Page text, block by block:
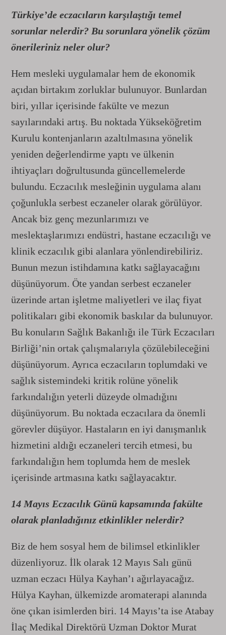
Türkiye’de eczacıların karşılaştığı temel
sorunlar nelerdir? Bu sorunlara yönelik çözüm
önerileriniz neler olur?
Hem mesleki uygulamalar hem de ekonomik
açıdan birtakım zorluklar bulunuyor. Bunlardan
biri, yıllar içerisinde fakülte ve mezun
sayılarındaki artış. Bu noktada Yükseköğretim
Kurulu kontenjanların azaltılmasına yönelik
yeniden değerlendirme yaptı ve ülkenin
ihtiyaçları doğrultusunda güncellemelerde
bulundu. Eczacılık mesleğinin uygulama alanı
çoğunlukla serbest eczaneler olarak görülüyor.
Ancak biz genç mezunlarımızı ve
meslektaşlarımızı endüstri, hastane eczacılığı ve
klinik eczacılık gibi alanlara yönlendirebiliriz.
Bunun mezun istihdamına katkı sağlayacağını
düşünüyorum. Öte yandan serbest eczaneler
üzerinde artan işletme maliyetleri ve ilaç fiyat
politikaları gibi ekonomik baskılar da bulunuyor.
Bu konuların Sağlık Bakanlığı ile Türk Eczacıları
Birliği’nin ortak çalışmalarıyla çözülebileceğini
düşünüyorum. Ayrıca eczacıların toplumdaki ve
sağlık sistemindeki kritik rolüne yönelik
farkındalığın yeterli düzeyde olmadığını
düşünüyorum. Bu noktada eczacılara da önemli
görevler düşüyor. Hastaların en iyi danışmanlık
hizmetini aldığı eczaneleri tercih etmesi, bu
farkındalığın hem toplumda hem de meslek
içerisinde artmasına katkı sağlayacaktır.
14 Mayıs Eczacılık Günü kapsamında fakülte
olarak planladığınız etkinlikler nelerdir?
Biz de hem sosyal hem de bilimsel etkinlikler
düzenliyoruz. İlk olarak 12 Mayıs Salı günü
uzman eczacı Hülya Kayhan’ı ağırlayacağız.
Hülya Kayhan, ülkemizde aromaterapi alanında
öne çıkan isimlerden biri. 14 Mayıs’ta ise Atabay
İlaç Medikal Direktörü Uzman Doktor Murat